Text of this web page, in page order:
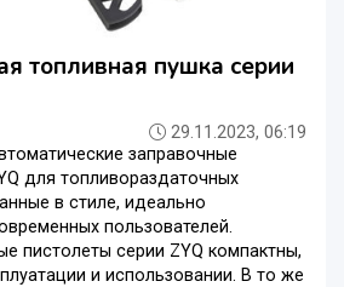
топливная пушка серии
29.11.2023, 06:19
заправочные
для топливораздаточных
в стиле, идеально
пользователей.
пистолеты серии ZYQ компактны,
и использовании. В то же